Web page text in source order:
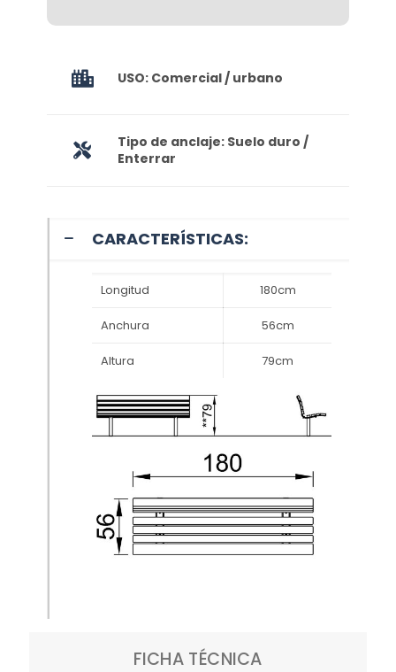
USO: Comercial / urbano
Tipo de anclaje: Suelo duro /
Enterrar
CARACTERÍSTICAS:
Longitud 180cm
Anchura 56cm
Altura 79cm
FICHA TÉCNICA